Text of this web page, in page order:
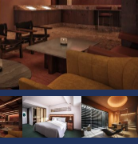
ラム
に申し込む